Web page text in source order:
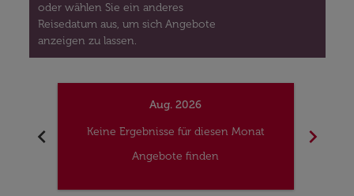
oder wählen Sie ein anderes
Reisedatum aus, um sich Angebote
anzeigen zu lassen.
chevron_left
Aug. 2026
Keine Ergebnisse für diesen Monat
Angebote finden
chevron_right